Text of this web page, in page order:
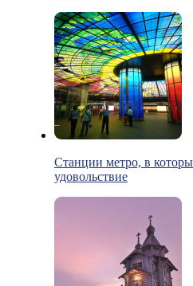
Станции метро, в
удовольствие